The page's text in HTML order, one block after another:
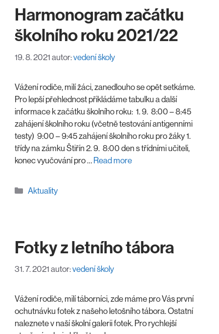
Harmonogram začátku
školního roku 2021/22
19. 8. 2021 autor:vedení školy
Vážení rodiče, milí žáci, zanedlouho se opět setkáme.
Pro lepší přehlednost přikládáme tabulku a další
informace k začátku školního roku: 1. 9. 8:00 – 8:45
zahájení školního roku (včetně testování antigenními
testy) 9:00 – 9:45 zahájení školního roku pro žáky 1.
třídy na zámku Štiřín 2. 9. 8:00 den s třídními učiteli,
konec vyučování pro … Read more
Rubriky
Aktuality
Fotky z letního tábora
31. 7. 2021 autor:vedení školy
Vážení rodiče, milí táborníci, zde máme pro Vás první
ochutnávku fotek z našeho letošního tábora. Ostatní
naleznete v naší školní galerii fotek. Pro rychlejší